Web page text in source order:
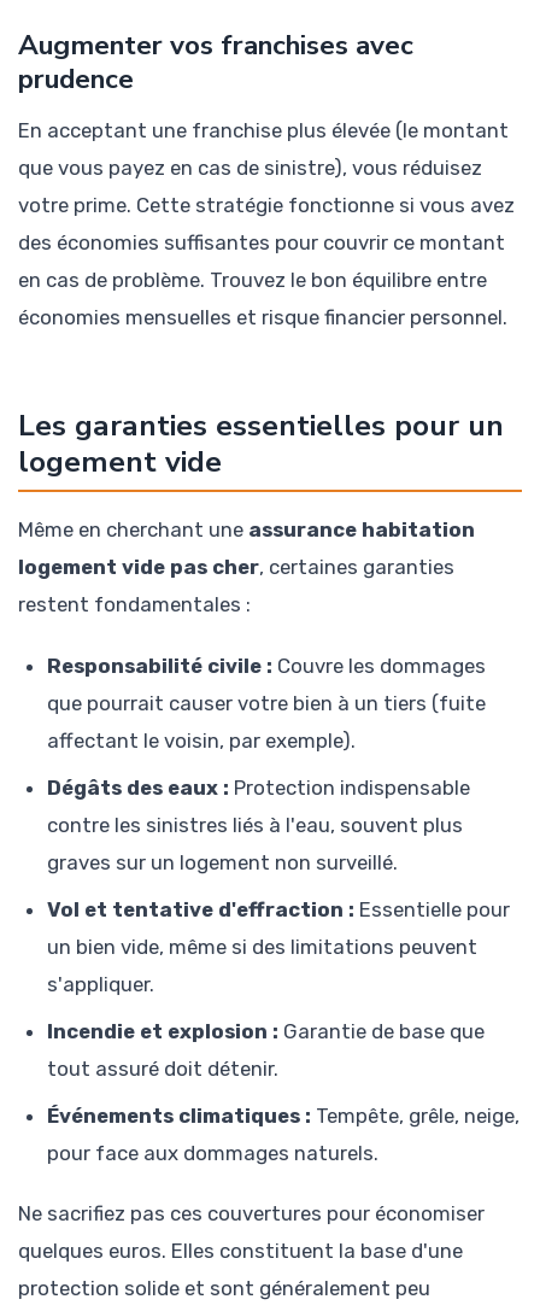
Augmenter vos franchises avec
prudence
En acceptant une franchise plus élevée (le montant
que vous payez en cas de sinistre), vous réduisez
votre prime. Cette stratégie fonctionne si vous avez
des économies suffisantes pour couvrir ce montant
en cas de problème. Trouvez le bon équilibre entre
économies mensuelles et risque financier personnel.
Les garanties essentielles pour un
logement vide
Même en cherchant une assurance habitation
logement vide pas cher, certaines garanties
restent fondamentales :
Responsabilité civile : Couvre les dommages
que pourrait causer votre bien à un tiers (fuite
affectant le voisin, par exemple).
Dégâts des eaux : Protection indispensable
contre les sinistres liés à l'eau, souvent plus
graves sur un logement non surveillé.
Vol et tentative d'effraction : Essentielle pour
un bien vide, même si des limitations peuvent
s'appliquer.
Incendie et explosion : Garantie de base que
tout assuré doit détenir.
Événements climatiques : Tempête, grêle, neige,
pour face aux dommages naturels.
Ne sacrifiez pas ces couvertures pour économiser
quelques euros. Elles constituent la base d'une
protection solide et sont généralement peu